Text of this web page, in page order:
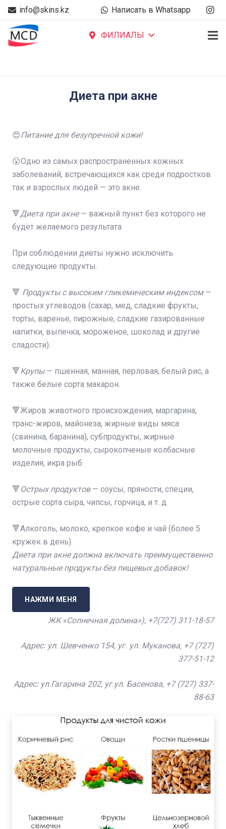
info@skins.kz Написать в Whatsapp
ФИЛИАЛЫ
Диета при акне
😍Питание для безупречной кожи!
😮Одно из самых распространенных кожных
заболеваний, встречающихся как среди подростков
так и взрослых людей — это акне.
🔻Диета при акне— важный пункт без которого не
будет желаемого результата
При соблюдении диеты нужно исключить
следующие продукты.
🔻 Продукты с высоким гликемическим индексом—
простых углеводов (сахар, мед, сладкие фрукты,
торты, варенье, пирожные, сладкие газированные
напитки, выпечка, мороженое, шоколад и другие
сладости).
🔻Крупы— пшенная, манная, перловая, белый рис, а
также белые сорта макарон.
🔻Жиров животного происхождения, маргарина,
транс-жиров, майонеза, жирные виды мяса
(свинина, баранина), субпродукты, жирные
молочные продукты, сырокопченые колбасные
изделия, икра рыб.
🔻 Острых продуктов— соусы, пряности, специи,
острые сорта сыра, чипсы, горчица, и т. д.
🔻Алкоголь, молоко, крепкое кофе и чай (более 5
кружек в день).
Диета при акне должна включать преимущественно
натуральные продукты без пищевых добавок!
НАЖМИ МЕНЯ
ЖК «Солнечная долина»), +7(727) 311-18-57
Адрес: ул. Шевченко 154, уг. ул. Муканова, +7 (727)
377-51-12
Адрес: ул.Гагарина 202, уг.ул. Басенова, +7 (727) 337-
88-63